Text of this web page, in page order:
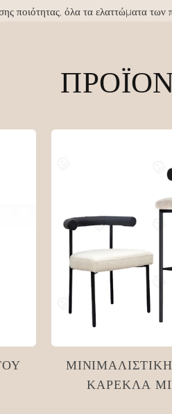
ποιότητας, όλα τα ελαττώματα των
ΚΑΡΈΚΛΑ